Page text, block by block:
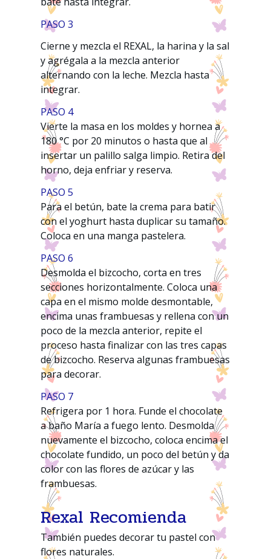
PASO 3
Cierne y mezcla el REXAL, la harina y la sal
y agrégala a la mezcla anterior
alternando con la leche. Mezcla hasta
integrar.
PASO 4
Vierte la masa en los moldes y hornea a
180 °C por 20 minutos o hasta que al
insertar un palillo salga limpio. Retira del
horno, deja enfriar y reserva.
PASO 5
Para el betún, bate la crema para batir
con el yoghurt hasta duplicar su tamaño.
Coloca en una manga pastelera.
PASO 6
Desmolda el bizcocho, corta en tres
secciones horizontalmente. Coloca una
capa en el mismo molde desmontable,
encima unas frambuesas y rellena con un
poco de la mezcla anterior, repite el
proceso hasta finalizar con las tres capas
de bizcocho. Reserva algunas frambuesas
para decorar.
PASO 7
Refrigera por 1 hora. Funde el chocolate
a baño María a fuego lento. Desmolda
nuevamente el bizcocho, coloca encima el
chocolate fundido, un poco del betún y da
color con las flores de azúcar y las
frambuesas.
Rexal Recomienda
También puedes decorar tu pastel con
flores naturales.